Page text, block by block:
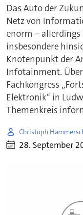
Das Auto der
Netz von
enorm –
insbesondere
Knotenpunkt der
Infotainment.
Fachkongress
Elektronik“ in
Themenkreis
Christoph
28. September